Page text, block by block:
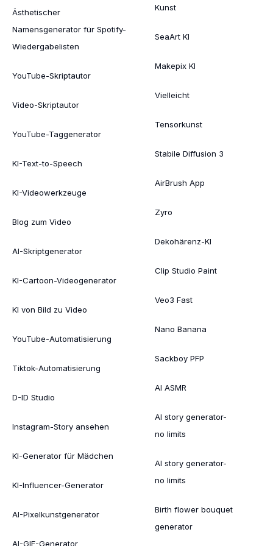
Ästhetischer
Namensgenerator für Spotify-
Wiedergabelisten
YouTube-Skriptautor
Video-Skriptautor
YouTube-Taggenerator
KI-Text-to-Speech
KI-Videowerkzeuge
Blog zum Video
AI-Skriptgenerator
KI-Cartoon-Videogenerator
KI von Bild zu Video
YouTube-Automatisierung
Tiktok-Automatisierung
D-ID Studio
Instagram-Story ansehen
KI-Generator für Mädchen
KI-Influencer-Generator
AI-Pixelkunstgenerator
AI-GIF-Generator
Kunst
SeaArt KI
Makepix KI
Vielleicht
Tensorkunst
Stabile Diffusion 3
AirBrush App
Zyro
Dekohärenz-KI
Clip Studio Paint
Veo3 Fast
Nano Banana
Sackboy PFP
AI ASMR
AI story generator-
no limits
AI story generator-
no limits
Birth flower bouquet
generator